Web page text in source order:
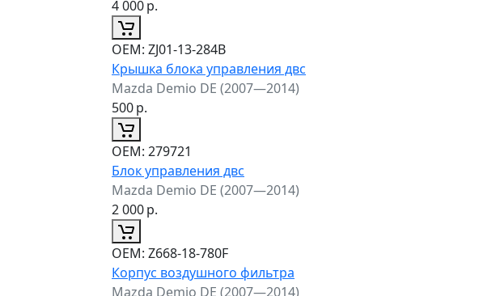
4 000р.
ОЕМ: ZJ01-13-284B
Крышка блока управления двс
Mazda Demio DE (2007—2014)
500р.
ОЕМ: 279721
Блок управления двс
Mazda Demio DE (2007—2014)
2 000р.
ОЕМ: Z668-18-780F
Корпус воздушного фильтра
Mazda Demio DE (2007—2014)